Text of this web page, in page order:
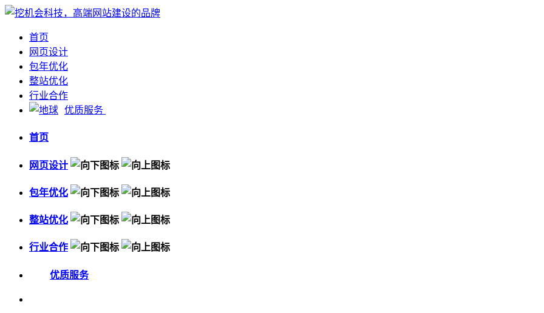
首页
网页设计
包年优化
整站优化
行业合作
优质服务
首页
网页设计
包年优化
整站优化
行业合作
优质服务